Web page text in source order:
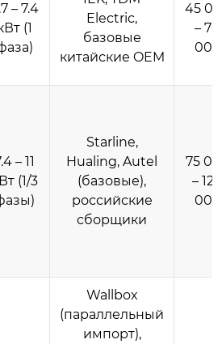
– 7.4
(1
Electric,
базовые
китайские OEM
45
– 70
000
– 11
(1/3
Starline,
Hualing, Autel
(базовые),
российские
сборщики
75
– 120
000
Wallbox
(параллельный
импорт),